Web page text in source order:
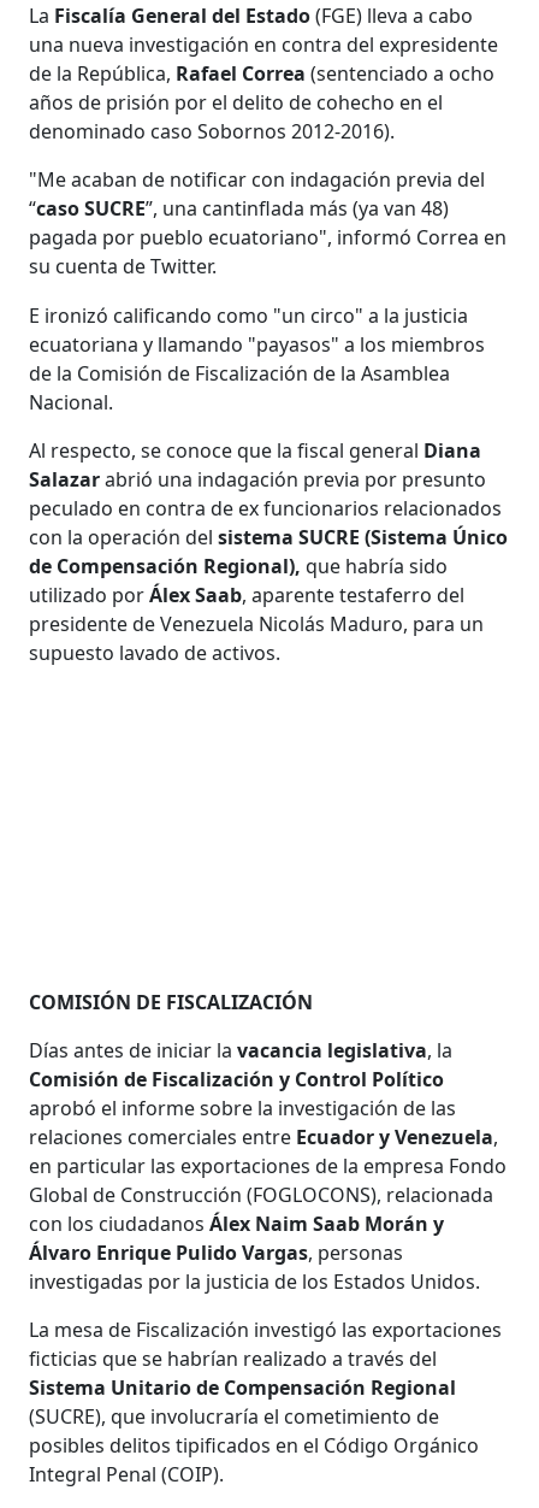
La Fiscalía General del Estado(FGE) lleva a cabo
una nueva investigación en contra del expresidente
de la República, Rafael Correa (sentenciado a ocho
años de prisión por el delito de cohecho en el
denominado caso Sobornos 2012-2016).
"Me acaban de notificar con indagación previa del
“caso SUCRE”, una cantinflada más (ya van 48)
pagada por pueblo ecuatoriano", informó Correa en
su cuenta de Twitter.
E ironizó calificando como "un circo" a la justicia
ecuatoriana y llamando "payasos" a los miembros
de la Comisión de Fiscalización de la Asamblea
Nacional.
Al respecto, se conoce que la fiscal general Diana
Salazarabrió una indagación previa por presunto
peculado en contra de ex funcionarios relacionados
con la operación delsistema SUCRE (Sistema Único
de Compensación Regional), que habría sido
utilizado porÁlex Saab, aparente testaferro del
presidente de Venezuela Nicolás Maduro, para un
supuesto lavado de activos.
COMISIÓN DE FISCALIZACIÓN
Días antes de iniciar lavacancia legislativa, la
Comisión de Fiscalización y Control Político
aprobó el informe sobre la investigación de las
relaciones comerciales entre Ecuador y Venezuela,
en particular las exportaciones de la empresa Fondo
Global de Construcción (FOGLOCONS), relacionada
con los ciudadanos Álex Naim Saab Morán y
Álvaro Enrique Pulido Vargas, personas
investigadas por la justicia de los Estados Unidos.
La mesa de Fiscalización investigó las exportaciones
ficticias que se habrían realizado a través del
Sistema Unitario de Compensación Regional
(SUCRE), que involucraría el cometimiento de
posibles delitos tipificados en el Código Orgánico
Integral Penal (COIP).